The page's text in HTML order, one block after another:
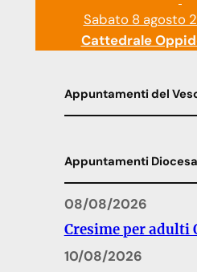
Sabato 8 agosto
Cattedrale
Appuntamenti del
Appuntamenti
08/08/2026
Cresime per adulti
10/08/2026